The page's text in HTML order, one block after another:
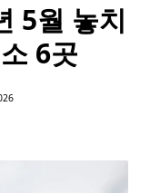
5월 놓치
6곳